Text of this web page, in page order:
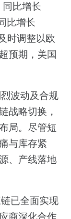
比增长
比增长
时调整以欧
预期，美国
波动及合规
战略切换，
局。尽管短
与库存紧
、产线落地
已全面实现
商深化合作